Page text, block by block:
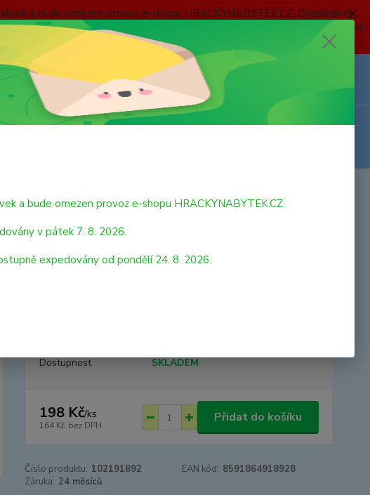
a bude omezen provoz e-shopu HRACKYNABYTEK.CZ. Objednávky
pátku 7. 8. 2026 do neděle 23. 8. 2026 budou postupně expedovány od
ŘÁD
Xylofon patří mezi bicí nástroje. Jeho kovové plátky jsou usazeny na
Dostupnost SKLADEM
198 Kč/ks
164 Kč bez DPH
Přidat do košíku
Číslo produktu: 102191892 EAN kód: 8591864918928
Záruka: 24 měsíců
a bude omezen provoz e-shopu HRACKYNABYTEK.CZ.
v pátek 7. 8. 2026.
expedovány od pondělí 24. 8. 2026.